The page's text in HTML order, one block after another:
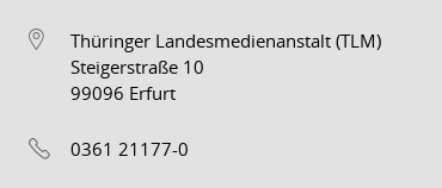
Thüringer Landesmedienanstalt (TLM)
Steigerstraße 10
99096 Erfurt
0361 21177-0